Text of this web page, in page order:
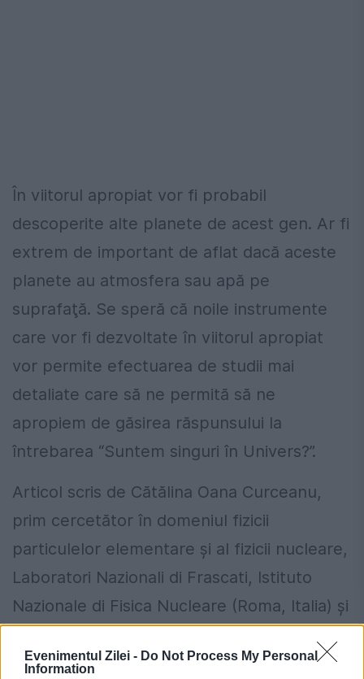
Evenimentul Zilei - Do Not Process My Personal
Information
În viitorul apropiat vor fi probabil
descoperite alte planete de acest gen. Ar fi
extrem de important de aflat dacă aceste
planete au atmosfera sau apă pe
suprafaţă. Se speră că noile instrumente
care vor fi dezvoltate în viitorul apropiat
vor permite efectuarea de studii mai
detaliate care să ne permită să ne
apropiem de găsirea răspunsului la
întrebarea “Suntem singuri în Univers?”.
Articol scris de Cătălina Oana Curceanu,
prim cercetător în domeniul fizicii
particulelor elementare şi al fizicii nucleare,
Laboratori Nazionali di Frascati, Istituto
Nazionale di Fisica Nucleare (Roma, Italia) şi